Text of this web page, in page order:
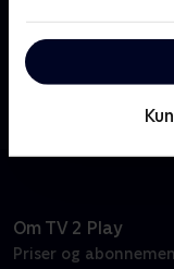
vender tilbage til
at være Wi-Fi-
overleve - uden
Om TV 2 Play
Priser og